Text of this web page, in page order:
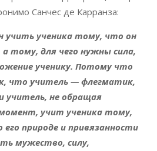
Санчес де Карранза:
учить ученика тому, что он
а тому, для чего нужны сила,
ученику. Потому что
что учитель — флегматик,
учитель, не обращая
учит ученика тому,
природе и привязанности
мужество, силу,